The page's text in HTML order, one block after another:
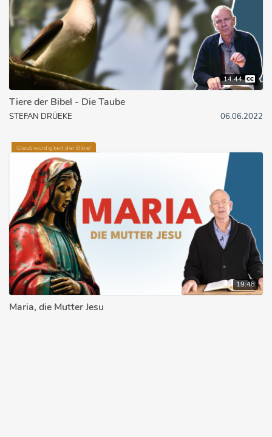
14:44
Tiere der Bibel - Die Taube
STEFAN DRÜEKE 06.06.2022
Glaubwürdigkeit der Bibel
19:48
Maria, die Mutter Jesu